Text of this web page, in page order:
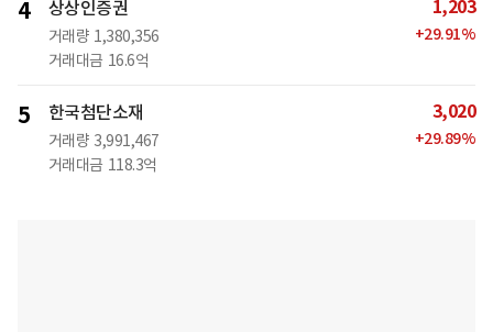
4 상상인증권
거래량 1,380,356
거래대금 16.6억
1,203
+29.91%
5 한국첨단소재
거래량 3,991,467
거래대금 118.3억
3,020
+29.89%